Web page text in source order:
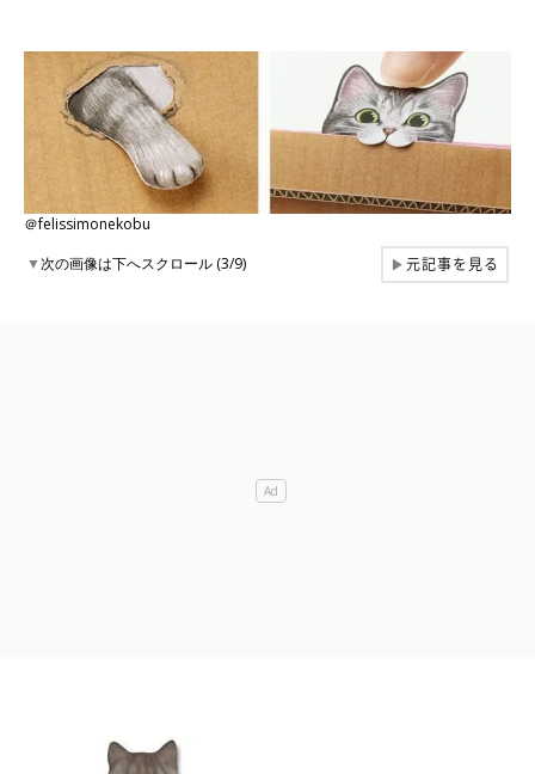
＠felissimonekobu
▼次の画像は下へスクロール (3/9) ▶元記事を見る